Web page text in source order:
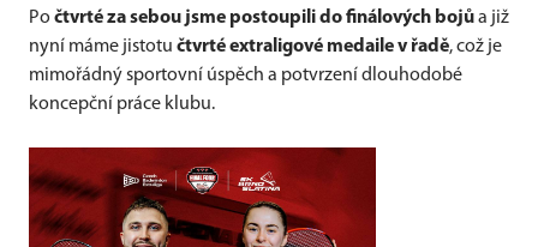
Po čtvrté za sebou jsme postoupili do finálových bojůa již
nyní máme jistotu čtvrté extraligové medaile v řadě, což je
mimořádný sportovní úspěch a potvrzení dlouhodobé
koncepční práce klubu.